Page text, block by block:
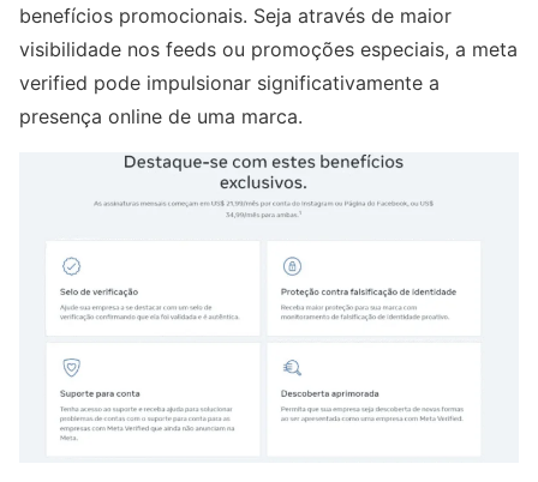
benefícios promocionais. Seja através de maior
visibilidade nos feeds ou promoções especiais, a meta
verified pode impulsionar significativamente a
presença online de uma marca.